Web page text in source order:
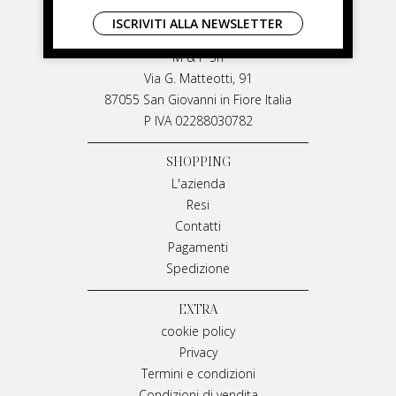
LIVIANA MIRARCHI
M & P Srl
Via G. Matteotti, 91
87055 San Giovanni in Fiore Italia
P IVA 02288030782
SHOPPING
L'azienda
Resi
Contatti
Pagamenti
Spedizione
EXTRA
cookie policy
Privacy
Termini e condizioni
ISCRIVITI ALLA NEWSLETTER